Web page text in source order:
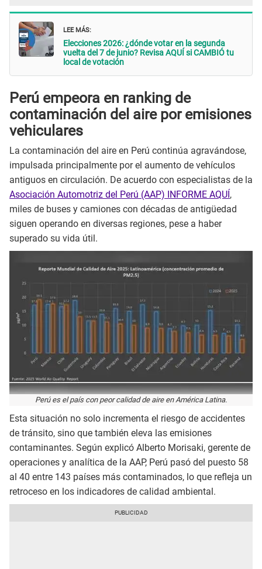
LEE MÁS:
Elecciones 2026: ¿dónde votar en la segunda
vuelta del 7 de junio? Revisa AQUÍ si CAMBIÓ tu
local de votación
Perú empeora en ranking de
contaminación del aire por emisiones
vehiculares
La contaminación del aire en Perú continúa agravándose,
impulsada principalmente por el aumento de vehículos
antiguos en circulación. De acuerdo con especialistas de la
Asociación Automotriz del Perú (AAP) INFORME AQUÍ,
miles de buses y camiones con décadas de antigüedad
siguen operando en diversas regiones, pese a haber
superado su vida útil.
Perú es el país con peor calidad de aire en América Latina.
Esta situación no solo incrementa el riesgo de accidentes
de tránsito, sino que también eleva las emisiones
contaminantes. Según explicó Alberto Morisaki, gerente de
operaciones y analítica de la AAP, Perú pasó del puesto 58
al 40 entre 143 países más contaminados, lo que refleja un
retroceso en los indicadores de calidad ambiental.